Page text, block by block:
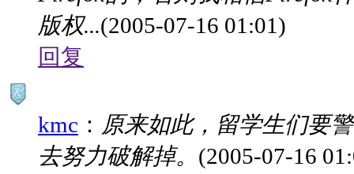
版权...(2005-07-16 01:01)
回复
kmc ： 原来如此，留学生们要
去努力破解掉。 (2005-07-16